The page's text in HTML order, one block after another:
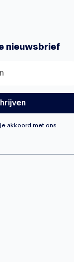
nieuwsbrief
akkoord met ons